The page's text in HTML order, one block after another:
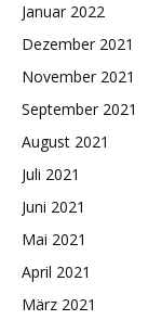
Januar 2022
Dezember 2021
November 2021
September 2021
August 2021
Juli 2021
Juni 2021
Mai 2021
April 2021
März 2021